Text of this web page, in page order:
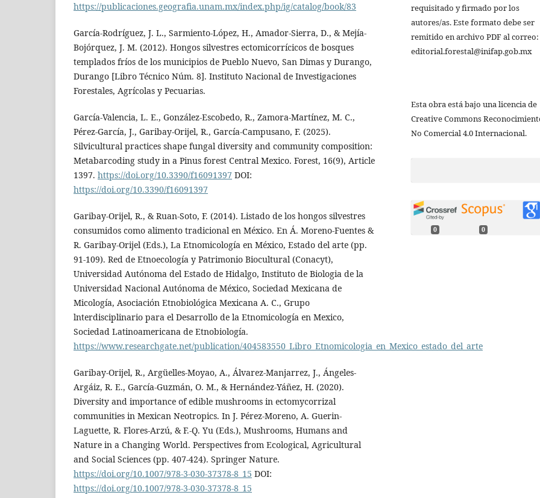
https://publicaciones.geografia.unam.mx/index.php/ig/catalog/book/83
García-Rodríguez, J. L., Sarmiento-López, H., Amador-Sierra, D., & Mejía-
Bojórquez, J. M. (2012). Hongos silvestres ectomicorrícicos de bosques
templados fríos de los municipios de Pueblo Nuevo, San Dimas y Durango,
Durango [Libro Técnico Núm. 8]. Instituto Nacional de Investigaciones
Forestales, Agrícolas y Pecuarias.
García-Valencia, L. E., González-Escobedo, R., Zamora-Martínez, M. C.,
Pérez-García, J., Garibay-Orijel, R., García-Campusano, F. (2025).
Silvicultural practices shape fungal diversity and community composition:
Metabarcoding study in a Pinus forest Central Mexico. Forest, 16(9), Article
1397. https://doi.org/10.3390/f16091397 DOI:
https://doi.org/10.3390/f16091397
Garibay-Orijel, R., & Ruan-Soto, F. (2014). Listado de los hongos silvestres
consumidos como alimento tradicional en México. En Á. Moreno-Fuentes &
R. Garibay-Orijel (Eds.), La Etnomicología en México, Estado del arte (pp.
91-109). Red de Etnoecología y Patrimonio Biocultural (Conacyt),
Universidad Autónoma del Estado de Hidalgo, Instituto de Biologia de la
Universidad Nacional Autónoma de México, Sociedad Mexicana de
Micología, Asociación Etnobiológica Mexicana A. C., Grupo
lnterdisciplinario para el Desarrollo de la Etnomicología en Mexico,
Sociedad Latinoamericana de Etnobiología.
https://www.researchgate.net/publication/404583550_Libro_Etnomicologia_en_Mexico_estado_del_arte
Garibay-Orijel, R., Argüelles-Moyao, A., Álvarez-Manjarrez, J., Ángeles-
Argáiz, R. E., García-Guzmán, O. M., & Hernández-Yáñez, H. (2020).
Diversity and importance of edible mushrooms in ectomycorrizal
communities in Mexican Neotropics. In J. Pérez-Moreno, A. Guerin-
Laguette, R. Flores-Arzú, & F.-Q. Yu (Eds.), Mushrooms, Humans and
Nature in a Changing World. Perspectives from Ecological, Agricultural
and Social Sciences (pp. 407-424). Springer Nature.
https://doi.org/10.1007/978-3-030-37378-8_15 DOI:
https://doi.org/10.1007/978-3-030-37378-8_15
requisitado y firmado por los
autores/as. Este formato debe ser
remitido en archivo PDF al correo:
editorial.forestal@inifap.gob.mx
Esta obra está bajo una licencia de
Creative Commons
No Comercial 4.0 Internacional.
0 0